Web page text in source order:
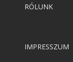
RÓLUNK
IMPRESSZUM